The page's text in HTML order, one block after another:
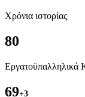
Χρόνια ιστορίας
80
Εργατοϋπαλληλικά
69+3